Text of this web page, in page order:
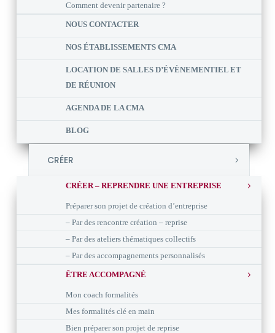
Comment devenir partenaire ?
NOUS CONTACTER
NOS ÉTABLISSEMENTS CMA
LOCATION DE SALLES D’ÉVÈNEMENTIEL ET
DE RÉUNION
AGENDA DE LA CMA
BLOG
CRÉER
CRÉER – REPRENDRE UNE ENTREPRISE
Préparer son projet de création d’entreprise
– Par des rencontre création – reprise
– Par des ateliers thématiques collectifs
– Par des accompagnements personnalisés
ÊTRE ACCOMPAGNÉ
Mon coach formalités
Mes formalités clé en main
Bien préparer son projet de reprise